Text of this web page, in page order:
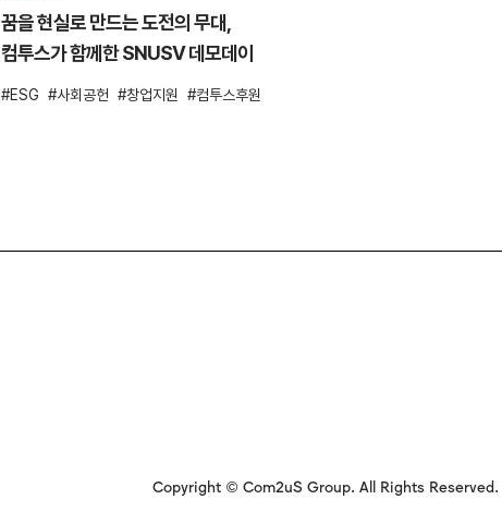
꿈을 현실로 만드는 도전의 무대,
컴투스가 함께한 SNUSV 데모데이
ESG 사회공헌 창업지원 컴투스후원
Copyright © Com2uS Group. All Rights Reserved.